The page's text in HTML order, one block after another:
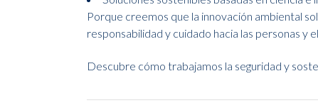
Porque creemos que la innovación ambiental
responsabilidad y cuidado hacia las personas y
Descubre cómo trabajamos la seguridad y